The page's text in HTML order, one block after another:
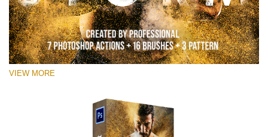
VIEW MORE